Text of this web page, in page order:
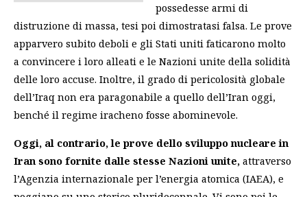
possedesse armi di
distruzione di massa, tesi poi dimostratasi falsa. Le prove
apparvero subito deboli e gli Stati uniti faticarono molto
a convincere i loro alleati e le Nazioni unite della solidità
delle loro accuse. Inoltre, il grado di pericolosità globale
dell’Iraq non era paragonabile a quello dell’Iran oggi,
benché il regime iracheno fosse abominevole.
Oggi, al contrario, le prove dello sviluppo nucleare in
Iran sono fornite dalle stesse Nazioni unite, attraverso
l’Agenzia internazionale per l’energia atomica (IAEA), e